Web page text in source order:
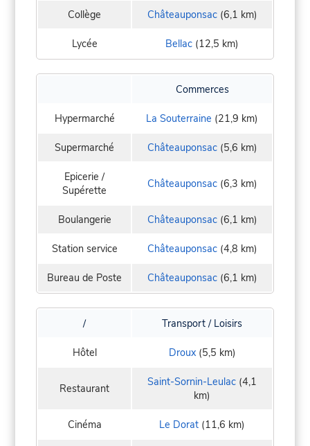
Collège Châteauponsac(6,1 km)
Lycée Bellac (12,5 km)
Commerces
Hypermarché La Souterraine (21,9 km)
Supermarché Châteauponsac(5,6 km)
Epicerie /
Supérette
Châteauponsac(6,3 km)
Boulangerie Châteauponsac(6,1 km)
Station service Châteauponsac(4,8 km)
Bureau de Poste Châteauponsac(6,1 km)
/ Transport / Loisirs
Hôtel Droux(5,5 km)
Restaurant Saint-Sornin-Leulac (4,1
km)
Cinéma Le Dorat (11,6 km)